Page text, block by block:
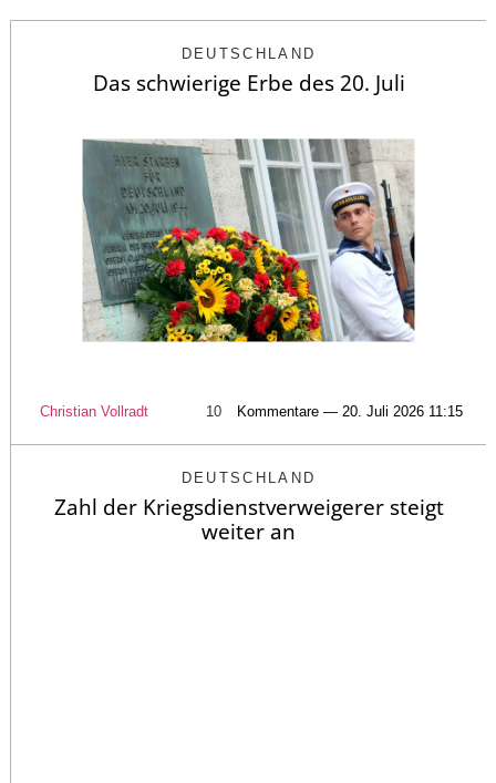
DEUTSCHLAND
Das schwierige Erbe des 20. Juli
Christian Vollradt 10 Kommentare — 20. Juli 2026 11:15
DEUTSCHLAND
Zahl der Kriegsdienstverweigerer steigt
weiter an